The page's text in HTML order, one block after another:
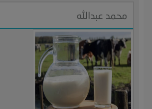
محمد عبدالله